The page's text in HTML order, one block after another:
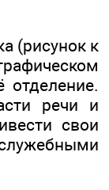
(рисунок к
речи и
свои